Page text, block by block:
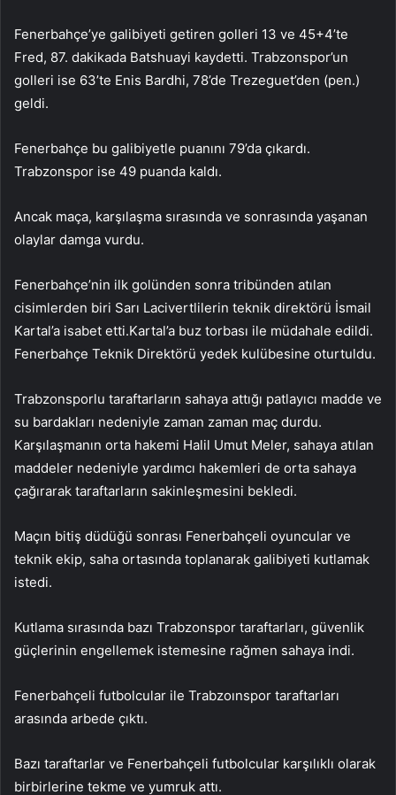
Fenerbahçe’ye galibiyeti getiren golleri 13 ve 45+4’te
Fred, 87. dakikada Batshuayi kaydetti. Trabzonspor’un
golleri ise 63’te Enis Bardhi, 78’de Trezeguet’den (pen.)
geldi.
Fenerbahçe bu galibiyetle puanını 79’da çıkardı.
Trabzonspor ise 49 puanda kaldı.
Ancak maça, karşılaşma sırasında ve sonrasında yaşanan
olaylar damga vurdu.
Fenerbahçe’nin ilk golünden sonra tribünden atılan
cisimlerden biri Sarı Lacivertlilerin teknik direktörü İsmail
Kartal’a isabet etti.Kartal’a buz torbası ile müdahale edildi.
Fenerbahçe Teknik Direktörü yedek kulübesine oturtuldu.
Trabzonsporlu taraftarların sahaya attığı patlayıcı madde ve
su bardakları nedeniyle zaman zaman maç durdu.
Karşılaşmanın orta hakemi Halil Umut Meler, sahaya atılan
maddeler nedeniyle yardımcı hakemleri de orta sahaya
çağırarak taraftarların sakinleşmesini bekledi.
Maçın bitiş düdüğü sonrası Fenerbahçeli oyuncular ve
teknik ekip, saha ortasında toplanarak galibiyeti kutlamak
istedi.
Kutlama sırasında bazı Trabzonspor taraftarları, güvenlik
güçlerinin engellemek istemesine rağmen sahaya indi.
Fenerbahçeli futbolcular ile Trabzoınspor taraftarları
arasında arbede çıktı.
Bazı taraftarlar ve Fenerbahçeli futbolcular karşılıklı olarak
birbirlerine tekme ve yumruk attı.